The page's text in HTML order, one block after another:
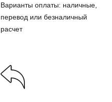
Варианты оплаты: наличные,
перевод или безналичный
расчет